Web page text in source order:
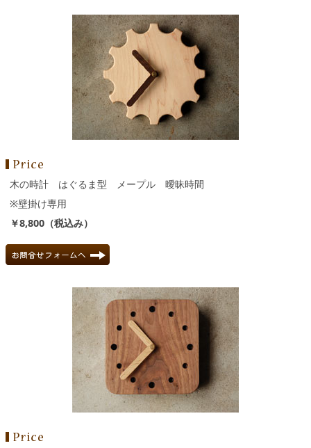
木の時計 はぐるま型 メープル 曖昧時間
※壁掛け専用
￥8,800（税込み）